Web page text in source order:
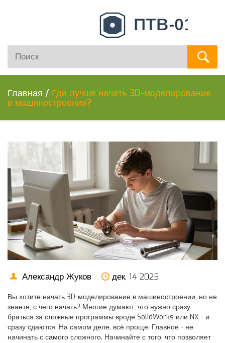
Главная / Где лучше начать 3D-моделирование
в машиностроении?
Александр Жуков дек, 14 2025
Вы хотите начать 3D-моделирование в машиностроении, но не
знаете, с чего начать? Многие думают, что нужно сразу
браться за сложные программы вроде SolidWorks или NX - и
сразу сдаются. На самом деле, всё проще. Главное - не
начинать с самого сложного. Начинайте с того, что позволяет